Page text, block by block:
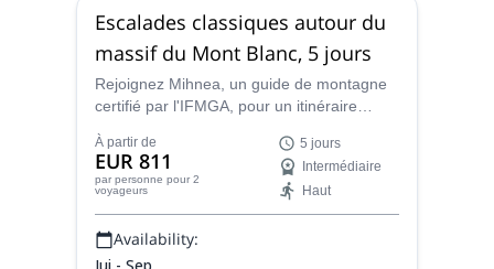
Escalades classiques autour du
massif du Mont Blanc, 5 jours
Rejoignez Mihnea, un guide de montagne
certifié par l'IFMGA, pour un itinéraire
découvrir des classiques de l'escalade
dans le massif du Mont Blanc.
À partir de
EUR 811
par personne pour 2
voyageurs
5 jours
Intermédiaire
Haut
Availability: